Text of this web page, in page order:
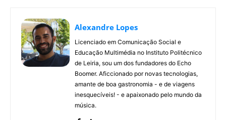
Alexandre Lopes
Licenciado em Comunicação Social e
Educação Multimédia no Instituto Politécnico
de Leiria, sou um dos fundadores do Echo
Boomer. Aficcionado por novas tecnologias,
amante de boa gastronomia - e de viagens
inesquecíveis! - e apaixonado pelo mundo da
música.